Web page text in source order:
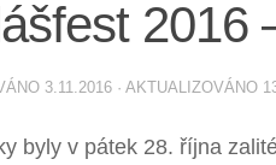
2016
3.11.2016 · AKTUALIZOVÁNO
byly v pátek 28. října